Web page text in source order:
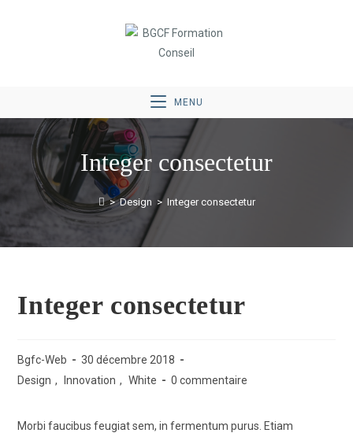
MENU
Integer consectetur
> Design > Integer consectetur
Integer consectetur
Bgfc-Web
30 décembre 2018
Design , Innovation , White 0 commentaire
Morbi faucibus feugiat sem, in fermentum purus. Etiam